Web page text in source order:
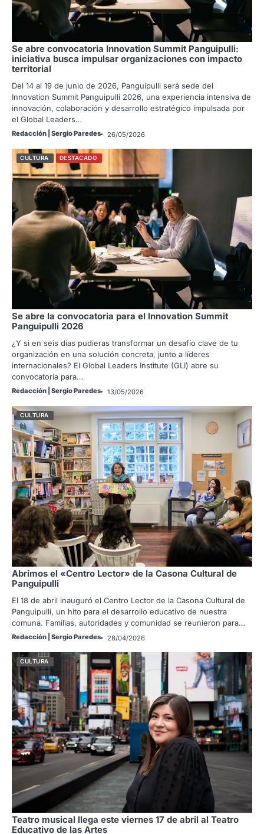
Se abre convocatoria Innovation Summit Panguipulli:
iniciativa busca impulsar organizaciones con impacto
territorial
Del 14 al 19 de junio de 2026, Panguipulli será sede del
Innovation Summit Panguipulli 2026, una experiencia intensiva de
innovación, colaboración y desarrollo estratégico impulsada por
el Global Leaders…
Redacción | Sergio Paredes 26/05/2026
CULTURA DESTACADO
Se abre la convocatoria para el Innovation Summit
Panguipulli 2026
¿Y si en seis días pudieras transformar un desafío clave de tu
organización en una solución concreta, junto a líderes
internacionales? El Global Leaders Institute (GLI) abre su
convocatoria para…
Redacción | Sergio Paredes 13/05/2026
CULTURA
Abrimos el «Centro Lector» de la Casona Cultural de
Panguipulli
El 18 de abril inauguró el Centro Lector de la Casona Cultural de
Panguipulli, un hito para el desarrollo educativo de nuestra
comuna. Familias, autoridades y comunidad se reunieron para…
Redacción | Sergio Paredes 28/04/2026
CULTURA
Teatro musical llega este viernes 17 de abril al Teatro
Educativo de las Artes